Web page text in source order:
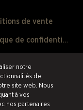
de vente
de confidentialité
Les marques citées sont la
Unis et dans les autres
notre
de
site web. Nous
à vos
nos partenaires